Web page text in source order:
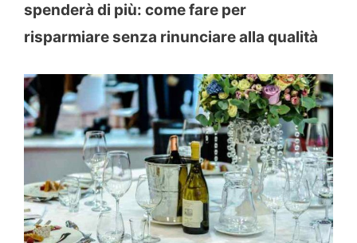
spenderà di più: come fare per
risparmiare senza rinunciare alla qualità